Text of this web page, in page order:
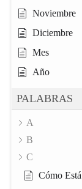
Noviembre
Diciembre
Mes
Año
PALABRAS
A
B
C
Cómo Está